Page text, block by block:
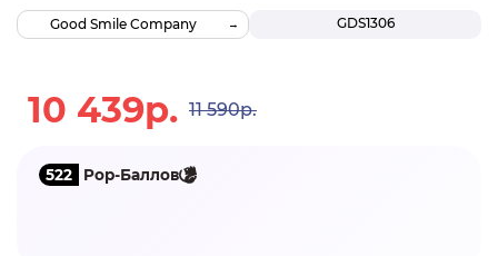
GDS1306
Good Smile Company
10 439р. 11 590р.
522 Pop-Баллов